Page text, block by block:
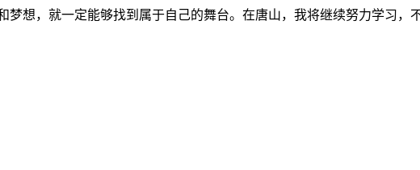
想，就一定能够找到属于自己的舞台。在唐山，我将继续努力学习，